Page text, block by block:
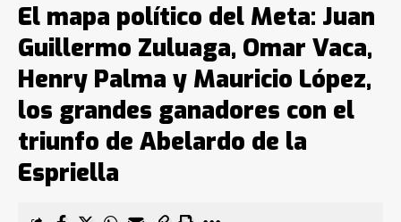
El mapa político del Meta: Juan
Guillermo Zuluaga, Omar Vaca,
Henry Palma y Mauricio López,
los grandes ganadores con el
triunfo de Abelardo de la
Espriella